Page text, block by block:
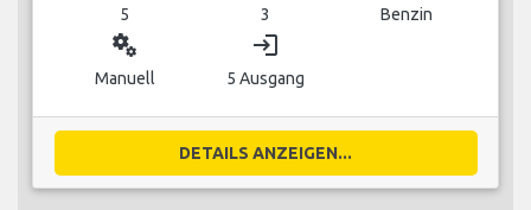
5 3 Benzin
miscellaneous_services
Manuell
login
5 Ausgang
DETAILS ANZEIGEN...